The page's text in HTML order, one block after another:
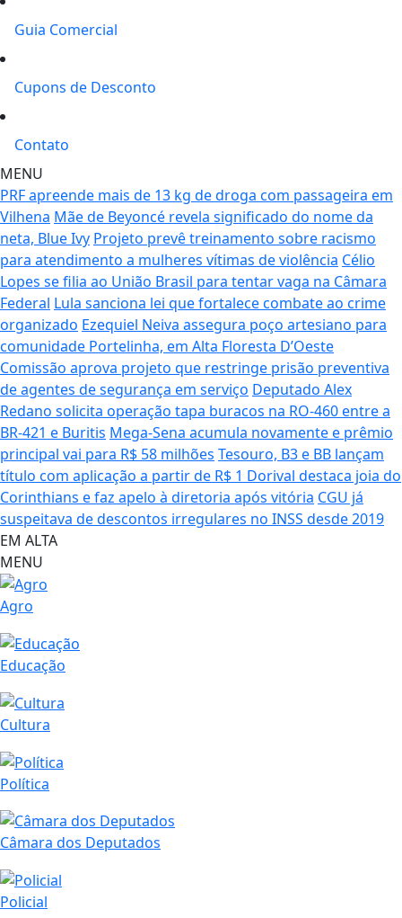
Guia Comercial
Cupons de Desconto
Contato
MENU
PRF apreende mais de 13 kg de droga com passageira em
Vilhena Mãe de Beyoncé revela significado do nome da
neta, Blue Ivy Projeto prevê treinamento sobre racismo
para atendimento a mulheres vítimas de violência Célio
Lopes se filia ao União Brasil para tentar vaga na Câmara
Federal Lula sanciona lei que fortalece combate ao crime
organizado Ezequiel Neiva assegura poço artesiano para
comunidade Portelinha, em Alta Floresta D’Oeste
Comissão aprova projeto que restringe prisão preventiva
de agentes de segurança em serviço Deputado Alex
Redano solicita operação tapa buracos na RO-460 entre a
BR-421 e Buritis Mega-Sena acumula novamente e prêmio
principal vai para R$ 58 milhões Tesouro, B3 e BB lançam
título com aplicação a partir de R$ 1 Dorival destaca joia do
Corinthians e faz apelo à diretoria após vitória CGU já
suspeitava de descontos irregulares no INSS desde 2019
EM ALTA
MENU
Agro
Educação
Cultura
Política
Câmara dos Deputados
Policial